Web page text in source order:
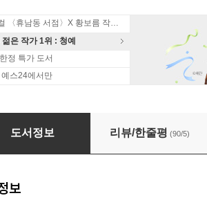
뮤지컬 〈휴남동 서점〉X 황보름 작가 북토크
은 작가 1위 : 청예
정 특가 도서
예스24에서만
인 (상)
도서정보 리뷰/한줄평 (90/5)
보